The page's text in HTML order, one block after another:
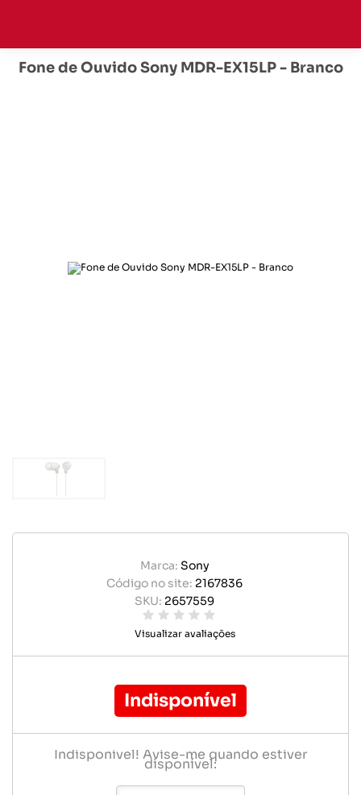
Fone de Ouvido Sony MDR-EX15LP - Branco
Marca: Sony
Código no site: 2167836
SKU: 2657559
Visualizar avaliações
Indisponível
Indisponível! Avise-me quando estiver
disponível: